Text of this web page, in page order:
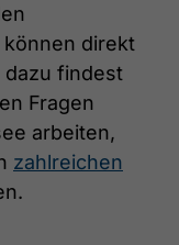
direkt
findest
Fragen
arbeiten,
zahlreichen